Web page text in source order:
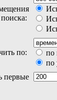
по:
по
по
первые